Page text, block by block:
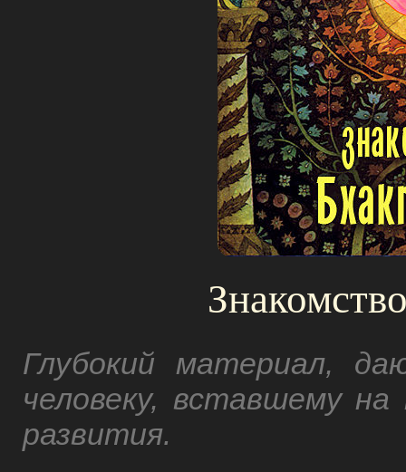
Глубокий материал,
человеку, вставшему
развития.